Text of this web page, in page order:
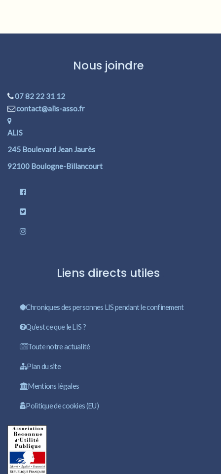
Nous joindre
07 82 22 31 12
contact@alis-asso.fr
ALIS
245 Boulevard Jean Jaurès
92100 Boulogne-Billancourt
Liens directs utiles
Chroniques des personnes LIS pendant le confinement
Qu’est ce que le LIS ?
Toute notre actualité
Plan du site
Mentions légales
Politique de cookies (EU)